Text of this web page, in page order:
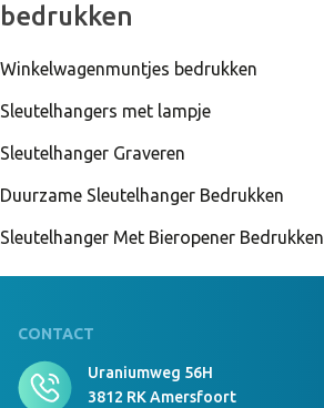
bedrukken
Winkelwagenmuntjes bedrukken
Sleutelhangers met lampje
Sleutelhanger Graveren
Duurzame Sleutelhanger Bedrukken
Sleutelhanger Met Bieropener Bedrukken
CONTACT
Uraniumweg 56H
3812 RK Amersfoort